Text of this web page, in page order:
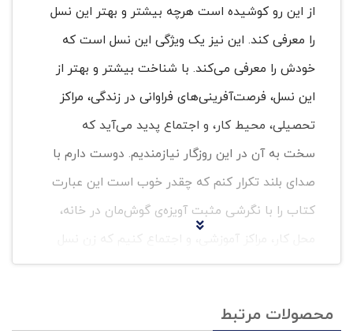
از این رو کوشیده است هرچه بیشتر و بهتر این نسل
را معرفی کند. این نیز یک ویژگی این نسل است که
خودش را معرفی می‌کند. با شناخت بیشتر و بهتر از
این نسل، فرصت‌آفرینی‌های فراوانی در زندگی، مراکز
تحصیلی، محیط کار، و اجتماع پدید می‌آید که
سخت به آن در این روزگار نیازمندیم. دوست دارم با
صدای بلند تکرار کنم که چقدر خوب است این عبارت
کتاب را با نگرشی مثبت آویزه‌ی گوش‌مان در خانه،
محل کار، مراکز آموزشی، و اجتماع کنیم که زن نسل
هزاره همانند اسبی سرکش است که رام کردن آن
منش خاص خود را دارد. تصمیم می‌گیرد تا از برندی
محصولات مرتبط